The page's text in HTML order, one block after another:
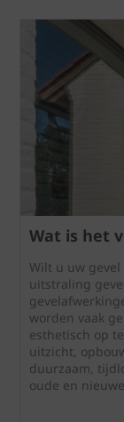
Wat is het
Wilt u uw
uitstraling
worden vaak
esthetisch op
uitzicht,
duurzaam,
oude en